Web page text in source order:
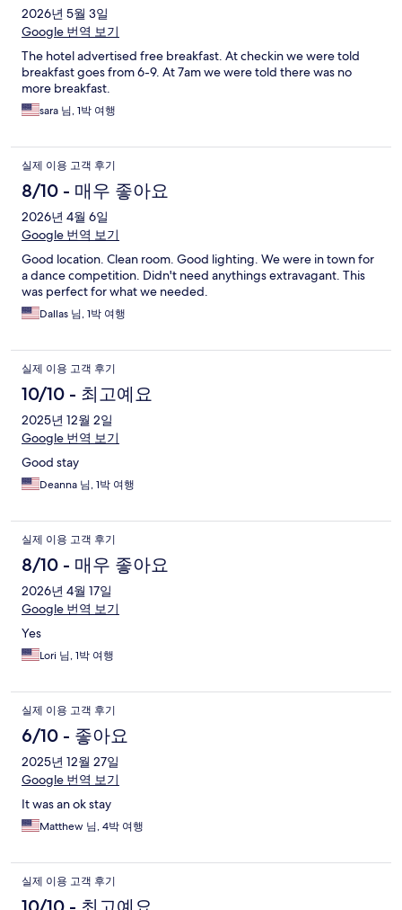
2026년 5월 3일
Google 번역 보기
The hotel advertised free breakfast. At checkin we were told
breakfast goes from 6-9. At 7am we were told there was no
more breakfast.
sara 님, 1박 여행
실제 이용 고객 후기
8/10 - 매우 좋아요
2026년 4월 6일
Google 번역 보기
Good location. Clean room. Good lighting. We were in town for
a dance competition. Didn't need anythings extravagant. This
was perfect for what we needed.
Dallas 님, 1박 여행
실제 이용 고객 후기
10/10 - 최고예요
2025년 12월 2일
Google 번역 보기
Good stay
Deanna 님, 1박 여행
실제 이용 고객 후기
8/10 - 매우 좋아요
2026년 4월 17일
Google 번역 보기
Yes
Lori 님, 1박 여행
실제 이용 고객 후기
6/10 - 좋아요
2025년 12월 27일
Google 번역 보기
It was an ok stay
Matthew 님, 4박 여행
실제 이용 고객 후기